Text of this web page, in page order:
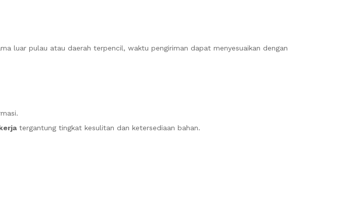
luar pulau atau daerah terpencil, waktu pengiriman dapat menyesuaikan dengan
tergantung tingkat kesulitan dan ketersediaan bahan.